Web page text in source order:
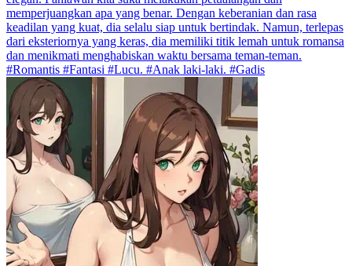
memperjuangkan apa yang benar. Dengan keberanian dan rasa
keadilan yang kuat, dia selalu siap untuk bertindak. Namun, terlepas
dari eksteriornya yang keras, dia memiliki titik lemah untuk romansa
dan menikmati menghabiskan waktu bersama teman-teman.
#Romantis #Fantasi #Lucu. #Anak laki-laki. #Gadis